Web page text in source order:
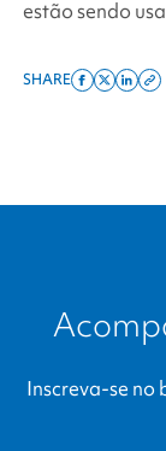
estão sendo
SHARE
ShareShareShare
Inscreva-se